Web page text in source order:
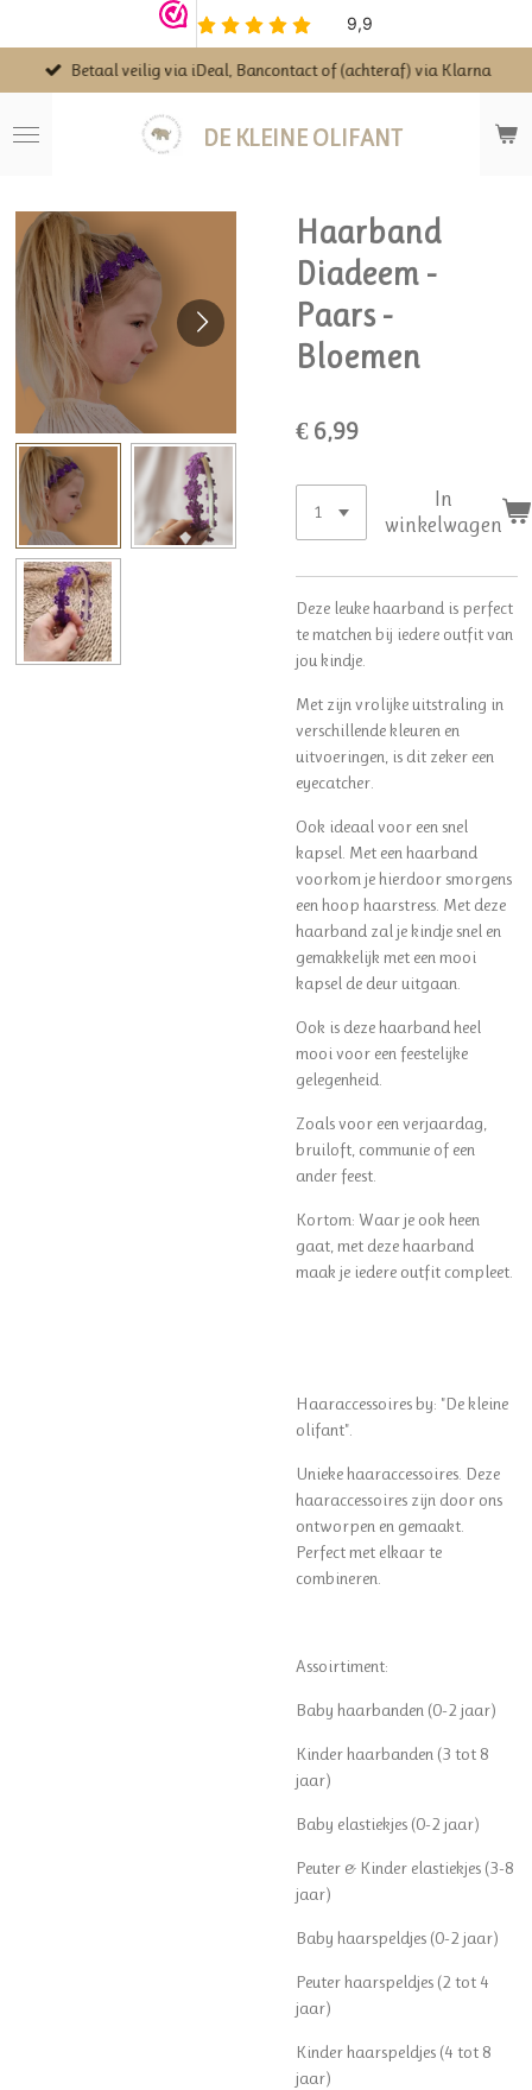
direct
naar
hoofdinhoud
DE KLEINE OLIFANT
Betaal veilig via iDeal, Bancontact of (achteraf) via Klarna
Haarband
Diadeem -
Paars -
Bloemen
€ 6,99
In
winkelwagen
Deze leuke haarband is perfect
te matchen bij iedere outfit van
jou kindje.
Met zijn vrolijke uitstraling in
verschillende kleuren en
uitvoeringen, is dit zeker een
eyecatcher.
Ook ideaal voor een snel
kapsel. Met een haarband
voorkom je hierdoor smorgens
een hoop haarstress. Met deze
haarband zal je kindje snel en
gemakkelijk met een mooi
kapsel de deur uitgaan.
Ook is deze haarband heel
mooi voor een feestelijke
gelegenheid.
Zoals voor een verjaardag,
bruiloft, communie of een
ander feest.
Kortom: Waar je ook heen
gaat, met deze haarband
maak je iedere outfit compleet.
Haaraccessoires by: "De kleine
olifant".
Unieke haaraccessoires. Deze
haaraccessoires zijn door ons
ontworpen en gemaakt.
Perfect met elkaar te
combineren.
Assoirtiment:
Baby haarbanden (0-2 jaar)
Kinder haarbanden (3 tot 8
jaar)
Baby elastiekjes (0-2 jaar)
Peuter & Kinder elastiekjes (3-8
jaar)
Baby haarspeldjes (0-2 jaar)
Peuter haarspeldjes (2 tot 4
jaar)
Kinder haarspeldjes (4 tot 8
jaar)